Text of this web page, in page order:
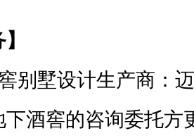
别墅设计生产商：
下酒窖的咨询委托